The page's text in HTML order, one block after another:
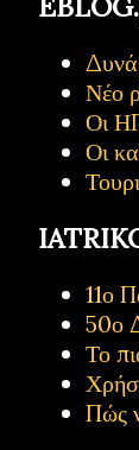
Νέο
Οι
Οι
11ο
50ο
Το
Πώς